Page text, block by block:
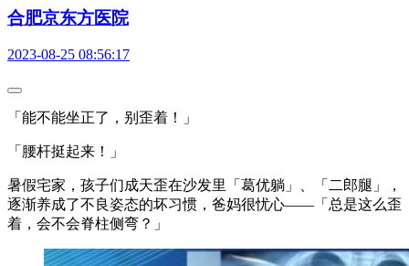
合肥京东方医院
2023-08-25 08:56:17
「能不能坐正了，别歪着！」
「腰杆挺起来！」
暑假宅家，孩子们成天歪在沙发里「葛优躺」、「二郎腿」，
逐渐养成了不良姿态的坏习惯，爸妈很忧心——「总是这么歪
着，会不会脊柱侧弯？」